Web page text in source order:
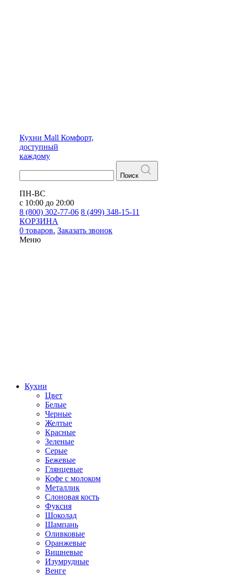
Кухни Mall Комфорт,
доступный
каждому
Поиск
ПН-ВС
с 10:00 до 20:00
8 (800) 302-77-06 8 (499) 348-15-11
КОРЗИНА
0 товаров. Заказать звонок
Меню
Кухни
Цвет
Белые
Черные
Желтые
Красные
Зеленые
Серые
Бежевые
Глянцевые
Кофе с молоком
Металлик
Слоновая кость
Фуксия
Шоколад
Шампань
Оливковые
Оранжевые
Вишневые
Изумрудные
Венге